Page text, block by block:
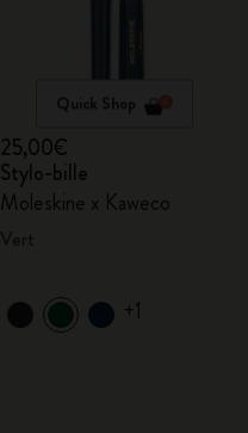
Quick Shop
25,00€
Stylo-bille
Moleskine x Kaweco
+1